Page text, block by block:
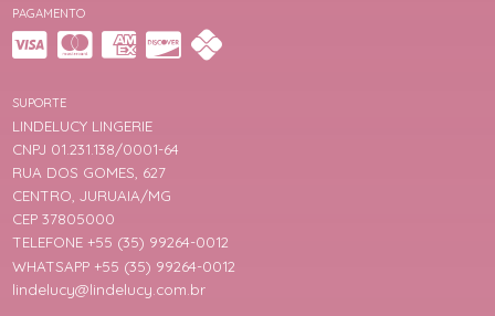
PAGAMENTO
SUPORTE
LINDELUCY LINGERIE
CNPJ 01.231.138/0001-64
RUA DOS GOMES, 627
CENTRO, JURUAIA/MG
CEP 37805000
TELEFONE +55 (35) 99264-0012
WHATSAPP +55 (35) 99264-0012
lindelucy@lindelucy.com.br